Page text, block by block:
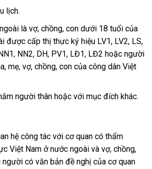
lịch.
là vợ, chồng, con dưới 18 tuổi của
được cấp thị thực ký hiệu LV1, LV2, LS,
NN2, DH, PV1, LĐ1, LĐ2 hoặc người
mẹ, vợ, chồng, con của công dân Việt
người thân hoặc với mục đích khác.
hệ công tác với cơ quan có thẩm
Việt Nam ở nước ngoài và vợ, chồng,
có văn bản đề nghị của cơ quan